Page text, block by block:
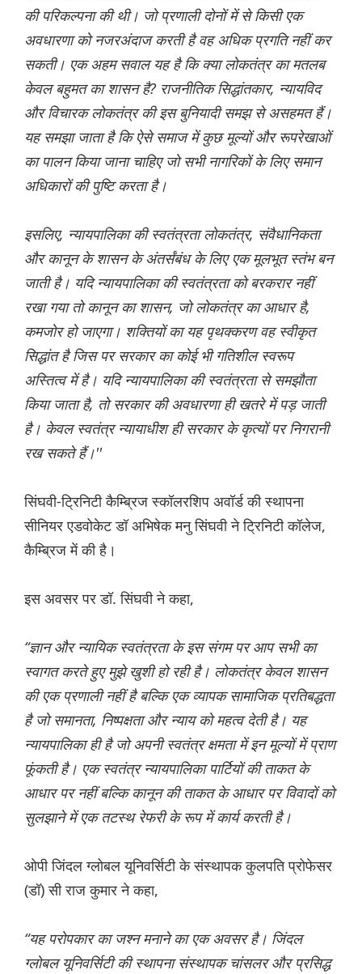
की परिकल्पना की थी। जो प्रणाली दोनों में से किसी एक
अवधारणा को नजरअंदाज करती है वह अधिक प्रगति नहीं कर
सकती। एक अहम सवाल यह है कि क्या लोकतंत्र का मतलब
केवल बहुमत का शासन है? राजनीतिक सिद्धांतकार, न्यायविद
और विचारक लोकतंत्र की इस बुनियादी समझ से असहमत हैं।
यह समझा जाता है कि ऐसे समाज में कुछ मूल्यों और रूपरेखाओं
का पालन किया जाना चाहिए जो सभी नागरिकों के लिए समान
अधिकारों की पुष्टि करता है।
इसलिए, न्यायपालिका की स्वतंत्रता लोकतंत्र, संवैधानिकता
और कानून के शासन के अंतर्संबंध के लिए एक मूलभूत स्तंभ बन
जाती है। यदि न्यायपालिका की स्वतंत्रता को बरकरार नहीं
रखा गया तो कानून का शासन, जो लोकतंत्र का आधार है,
कमजोर हो जाएगा। शक्तियों का यह पृथक्करण वह स्वीकृत
सिद्धांत है जिस पर सरकार का कोई भी गतिशील स्वरूप
अस्तित्व में है। यदि न्यायपालिका की स्वतंत्रता से समझौता
किया जाता है, तो सरकार की अवधारणा ही खतरे में पड़ जाती
है। केवल स्वतंत्र न्यायाधीश ही सरकार के कृत्यों पर निगरानी
रख सकते हैं।''
सिंघवी-ट्रिनिटी कैम्ब्रिज स्कॉलरशिप अवॉर्ड की स्थापना
स‌ीनियर एडवोकेट डॉ अभिषेक मनु सिंघवी ने ट्रिनिटी कॉलेज,
कैम्ब्रिज में की है।
इस अवसर पर डॉ. सिंघवी ने कहा,
“ज्ञान और न्यायिक स्वतंत्रता के इस संगम पर आप सभी का
स्वागत करते हुए मुझे खुशी हो रही है। लोकतंत्र केवल शासन
की एक प्रणाली नहीं है बल्कि एक व्यापक सामाजिक प्रतिबद्धता
है जो समानता, निष्पक्षता और न्याय को महत्व देती है। यह
न्यायपालिका ही है जो अपनी स्वतंत्र क्षमता में इन मूल्यों में प्राण
फूंकती है। एक स्वतंत्र न्यायपालिका पार्टियों की ताकत के
आधार पर नहीं बल्कि कानून की ताकत के आधार पर विवादों को
सुलझाने में एक तटस्थ रेफरी के रूप में कार्य करती है।
ओपी जिंदल ग्लोबल यूनिवर्सिटी के संस्थापक कुलपति प्रोफेसर
(डॉ) सी राज कुमार ने कहा,
“यह परोपकार का जश्न मनाने का एक अवसर है। जिंदल
ग्लोबल यूनिवर्सिटी की स्थापना संस्थापक चांसलर और प्रसिद्ध